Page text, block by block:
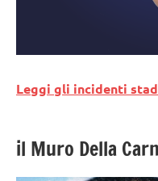
Leggi gli incidenti
il Muro Della